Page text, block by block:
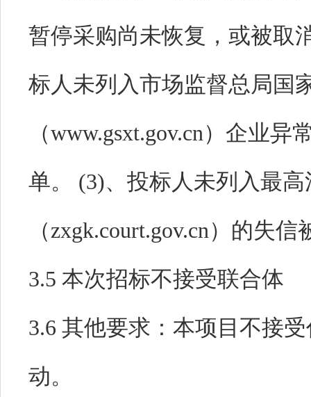
暂停采购尚未恢复，或被取
标人未列入市场监督总局国
（www.gsxt.gov.cn）企业
单。 (3)、投标人未列入最
（zxgk.court.gov.cn）的失
3.5 本次招标不接受联合体
3.6 其他要求： 本项目不接
动。